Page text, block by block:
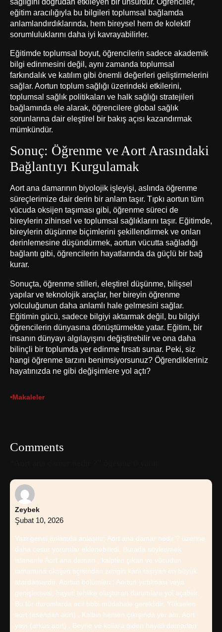
eğitim aracılığıyla bu bilgileri toplumsal bağlamda
anlamlandırdıklarında, hem bireysel hem de kolektif
sorumluluklarını daha iyi kavrayabilirler.
Eğitimde toplumsal boyut, öğrencilerin sadece akademik
bilgi edinmesini değil, aynı zamanda toplumsal
farkındalık ve katılım gibi önemli değerleri geliştirmelerini
sağlar. Aortun toplum sağlığı üzerindeki etkilerini,
toplumsal sağlık politikaları ve halk sağlığı stratejileri
bağlamında ele alarak, öğrencilere global sağlık
sorunlarına dair eleştirel bir bakış açısı kazandırmak
mümkündür.
Sonuç: Öğrenme ve Aort Arasındaki
Bağlantıyı Kurgulamak
Aort ana damarının biyolojik işleyişi, aslında öğrenme
süreçlerimize dair derin bir anlam taşır. Tıpkı aortun tüm
vücuda oksijen taşıması gibi, öğrenme süreci de
bireylerin zihinsel ve toplumsal sağlıklarını taşır. Eğitimde,
bireylerin düşünme biçimlerini şekillendirmek ve onları
derinlemesine düşündürmek, aortun vücutta sağladığı
bağlantı gibi, öğrencilerin hayatlarında da güçlü bir bağ
kurar.
Sonuçta, öğrenme stilleri, eleştirel düşünme, bilişsel
yapılar ve teknolojik araçlar, her bireyin öğrenme
yolculuğunun daha anlamlı hale gelmesini sağlar.
Eğitimin gücü, sadece bilgiyi aktarmak değil, bu bilgiyi
öğrencilerin dünyasına dönüştürmekte yatar. Eğitim, bir
insanın dünyayı algılayışını değiştirebilir ve ona daha
bilinçli bir toplumda yer edinme fırsatı sunar. Peki, siz
hangi öğrenme tarzını benimsiyorsunuz? Öğrendikleriniz
hayatınızda ne gibi değişimlere yol açtı?
•Makaleler
Comments
Zeybek
Şubat 10, 2026
Yazı genel anlamda anlaşılır; Aort ana damar nedir ? üzerine
daha cesur yorumlar eklenebilirdi. Burada söylenmek
istenenle Aort ana damarı , kalpten çıkan ve vücudun
tamamına oksijen açısından zengin kanı taşıyan en büyük
atardamardır. Aortun bölümleri : Aortun yırtılması veya
genişlemesi, hayati tehlike oluşturan durumlara yol açabilir.
Bu tür durumlarda acil tıbbi müdahale gereklidir. Yükselen
aort (asendan aort) . Kalbin hemen çıkışında yer alır. Aort
yayı (arkus aort) . Beyne ve kollara giden hayati damarları